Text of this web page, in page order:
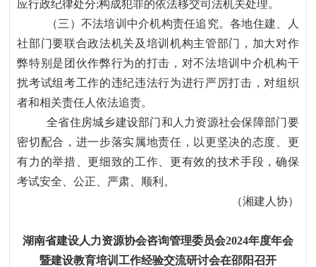
应行政纪律处分;构成犯罪的依法移交司法机关处理。
（三）不法培训中介机构责任追究。各地住建、人
社部门要联合政法机关及培训机构主管部门，加大对作
弊特别是团伙作弊行为的打击，对不法培训中介机构干
扰考试组考工作的违纪违法行为进行严厉打击，对组织
者和相关责任人依法追责。
全省住房城乡建设部门和人力资源社会保障部门要
密切配合，进一步落实属地责任，以更坚决的态度、更
有力的举措、更细致的工作、更有效的技术手段，确保
考试安全、公正、严肃、顺利。
（湘建人协）
湖南省建设人力资源协会咨询管理委员会2024年度年会
暨建设教育培训工作经验交流研讨会在邵阳召开